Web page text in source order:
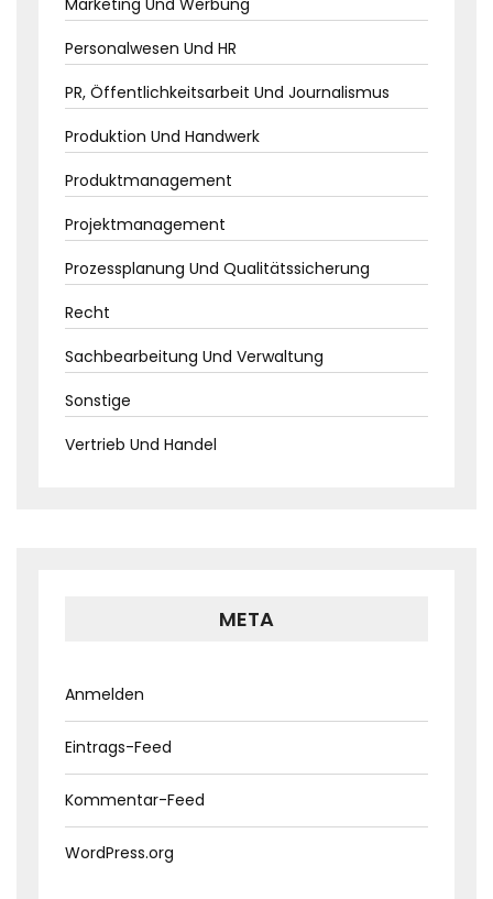
Marketing Und Werbung
Personalwesen Und HR
PR, Öffentlichkeitsarbeit Und Journalismus
Produktion Und Handwerk
Produktmanagement
Projektmanagement
Prozessplanung Und Qualitätssicherung
Recht
Sachbearbeitung Und Verwaltung
Sonstige
Vertrieb Und Handel
META
Anmelden
Eintrags-Feed
Kommentar-Feed
WordPress.org